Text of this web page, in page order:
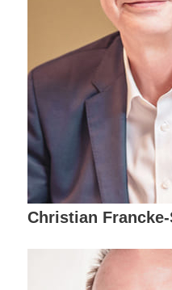
Christian